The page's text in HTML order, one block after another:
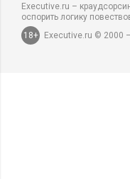
Executive.ru –
оспорить логику
18+
Executive.ru © 2000